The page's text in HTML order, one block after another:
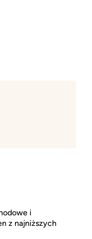
i
z najniższych